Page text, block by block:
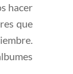
hacer
que